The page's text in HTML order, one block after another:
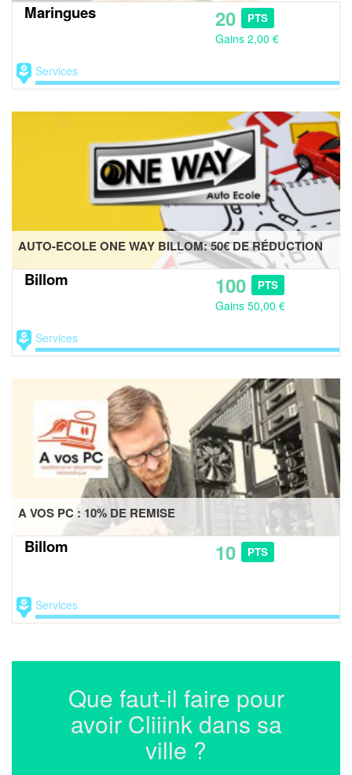
Maringues 20 PTS
Gains 2,00 €
Services
AUTO-ECOLE ONE WAY BILLOM: 50€ DE RÉDUCTION
Billom 100 PTS
Gains 50,00 €
Services
A VOS PC : 10% DE REMISE
Billom 10 PTS
Services
Que faut-il faire pour
avoir Cliiink dans sa
ville ?